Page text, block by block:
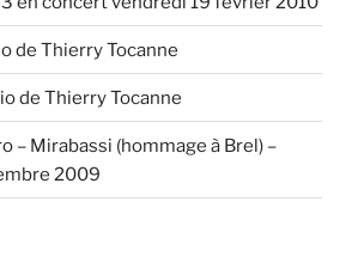
de Thierry Tocanne
de Thierry Tocanne
– Mirabassi (hommage à Brel) –
2009